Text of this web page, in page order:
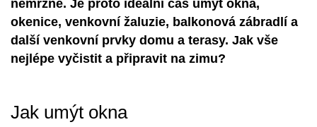
nemrzne. Je proto ideální čas umýt okna,
okenice, venkovní žaluzie, balkonová zábradlí a
další venkovní prvky domu a terasy. Jak vše
nejlépe vyčistit a připravit na zimu?
Jak umýt okna